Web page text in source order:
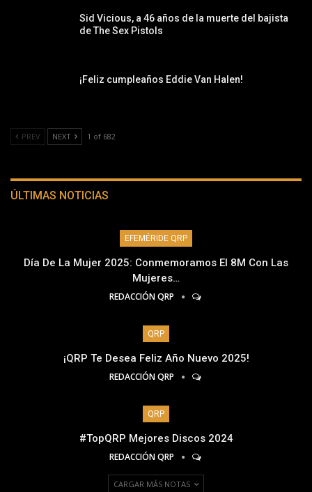
Sid Vicious, a 46 años de la muerte del bajista
de The Sex Pistols
¡Feliz cumpleaños Eddie Van Halen!
PREV NEXT 1 of 682
ÚLTIMAS NOTICIAS
EFEMÉRIDE QRP
Día De La Mujer 2025: Conmemoramos El 8M Con Las
Mujeres…
REDACCIÓN QRP
QRP
¡QRP Te Desea Feliz Año Nuevo 2025!
REDACCIÓN QRP
QRP
#TopQRP Mejores Discos 2024
REDACCIÓN QRP
CARGAR MÁS NOTAS